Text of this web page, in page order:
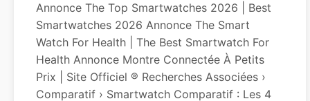
Annonce The Top Smartwatches 2026 | Best
Smartwatches 2026 Annonce The Smart
Watch For Health | The Best Smartwatch For
Health Annonce Montre Connectée À Petits
Prix | Site Officiel ® Recherches Associées ›
Comparatif › Smartwatch Comparatif : Les 4